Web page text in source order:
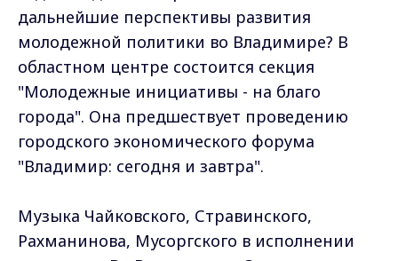
дальнейшие перспективы развития
молодежной политики во Владимире? В
областном центре состоится секция
"Молодежные инициативы - на благо
города". Она предшествует проведению
городского экономического форума
"Владимир: сегодня и завтра".
Музыка Чайковского, Стравинского,
Рахманинова, Мусоргского в исполнении